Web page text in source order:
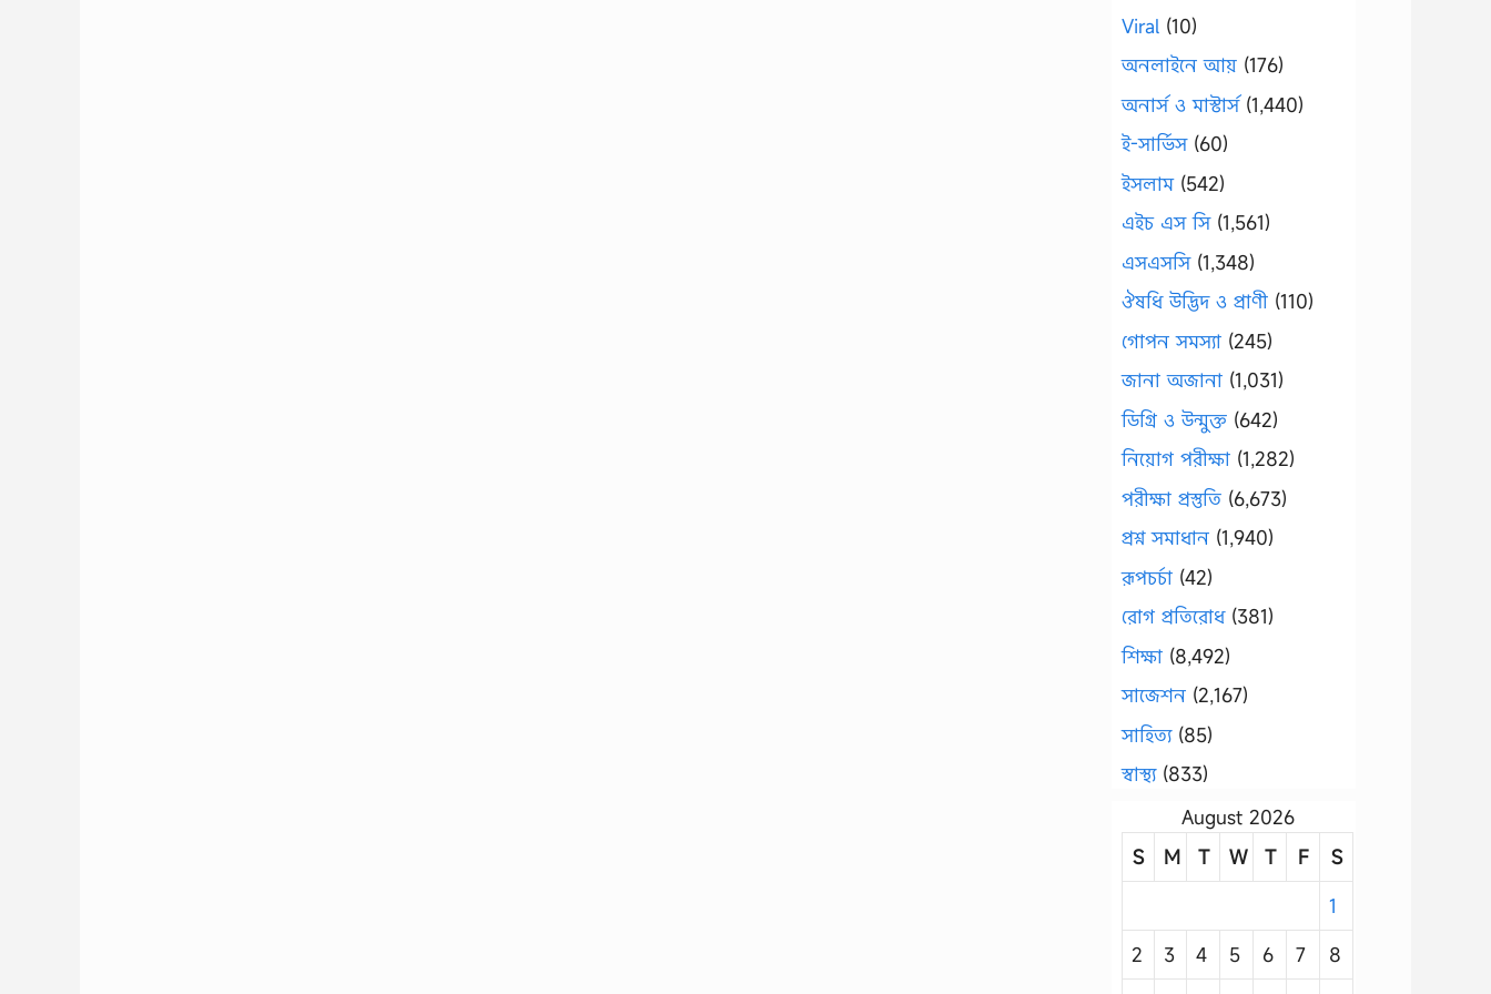
Viral (10)
অনলাইনে আয় (176)
অনার্স ও মাস্টার্স(1,440)
ই-সার্ভিস(60)
ইসলাম(542)
এইচ এস সি(1,561)
এসএসসি(1,348)
ঔষধি উদ্ভিদ ও প্রাণী (110)
গোপন সমস্যা (245)
জানা অজানা (1,031)
ডিগ্রি ও উন্মুক্ত (642)
নিয়োগ পরীক্ষা (1,282)
পরীক্ষা প্রস্তুতি (6,673)
প্রশ্ন সমাধান (1,940)
রূপচর্চা (42)
রোগ প্রতিরোধ(381)
শিক্ষা (8,492)
সাজেশন (2,167)
সাহিত্য(85)
স্বাস্থ্য(833)
August 2026
S
M T W T F
S
1
2
3 4 5 6 7
8